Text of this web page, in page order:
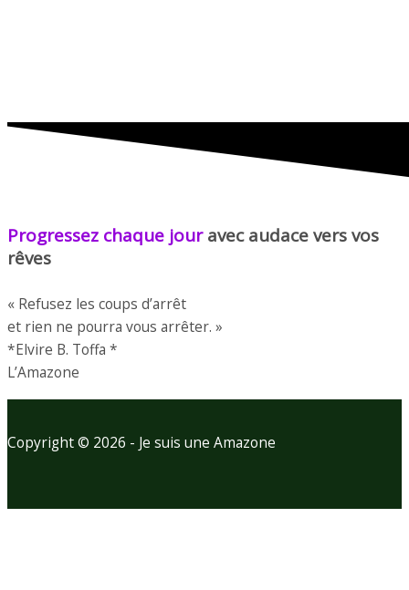
Progressez chaque jour avec audace vers vos
rêves
« Refusez les coups d’arrêt
et rien ne pourra vous arrêter. »
*Elvire B. Toffa *
L’Amazone
Copyright © 2026 - Je suis une Amazone